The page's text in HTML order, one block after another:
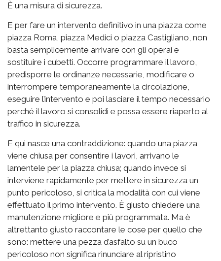
È una misura di sicurezza.
E per fare un intervento definitivo in una piazza come
piazza Roma, piazza Medici o piazza Castigliano, non
basta semplicemente arrivare con gli operai e
sostituire i cubetti. Occorre programmare il lavoro,
predisporre le ordinanze necessarie, modificare o
interrompere temporaneamente la circolazione,
eseguire l’intervento e poi lasciare il tempo necessario
perché il lavoro si consolidi e possa essere riaperto al
traffico in sicurezza.
E qui nasce una contraddizione: quando una piazza
viene chiusa per consentire i lavori, arrivano le
lamentele per la piazza chiusa; quando invece si
interviene rapidamente per mettere in sicurezza un
punto pericoloso, si critica la modalità con cui viene
effettuato il primo intervento. È giusto chiedere una
manutenzione migliore e più programmata. Ma è
altrettanto giusto raccontare le cose per quello che
sono: mettere una pezza d’asfalto su un buco
pericoloso non significa rinunciare al ripristino